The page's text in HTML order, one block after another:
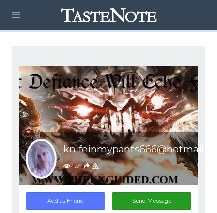
2,936
Add as Friend Send Message